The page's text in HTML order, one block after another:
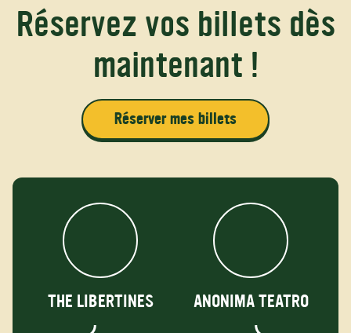
Réservez vos billets dès
maintenant !
Réserver mes billets
THE LIBERTINES ANONIMA TEATRO